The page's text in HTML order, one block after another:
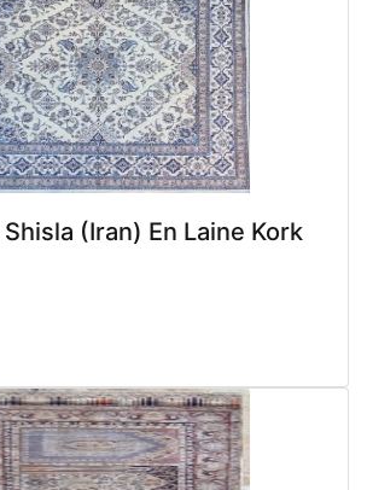
(Iran) En Laine Kork